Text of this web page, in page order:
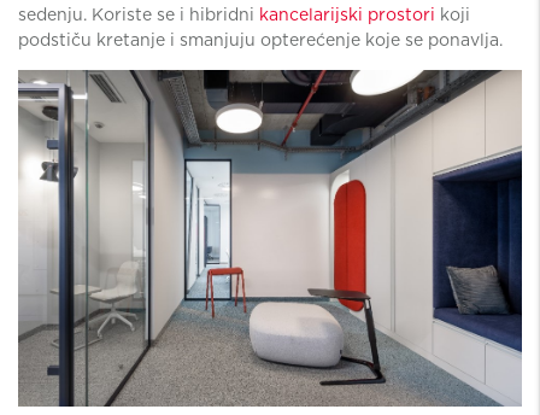
sedenju. Koriste se i hibridni kancelarijski prostori koji
podstiču kretanje i smanjuju opterećenje koje se ponavlja.